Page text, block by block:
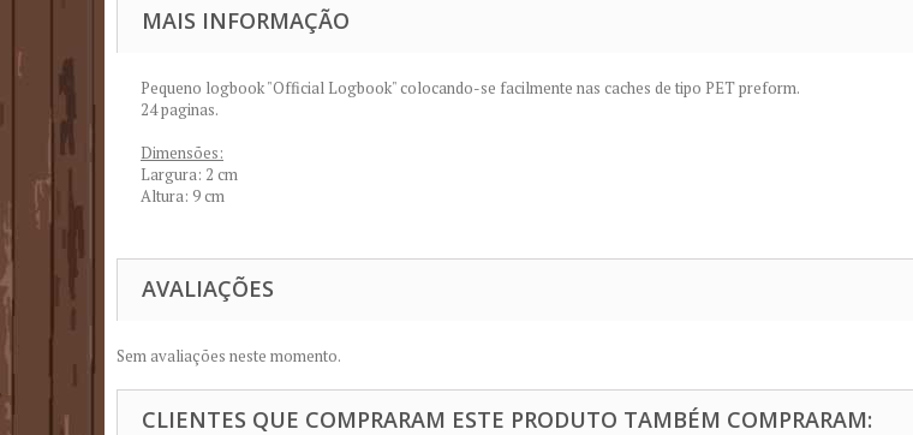
MAIS INFORMAÇÃO
Pequeno logbook "Official Logbook" colocando-se facilmente nas caches de tipo PET preform.
24 paginas.
Dimensões:
Largura: 2 cm
Altura: 9 cm
AVALIAÇÕES
Sem avaliações neste momento.
CLIENTES QUE COMPRARAM ESTE PRODUTO TAMBÉM COMPRARAM: